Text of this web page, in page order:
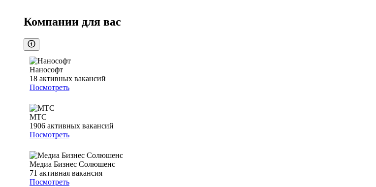
Компании для вас
Нанософт
18 активных вакансий
Посмотреть
МТС
1906 активных вакансий
Посмотреть
Медиа Бизнес Солюшенс
71 активная вакансия
Посмотреть